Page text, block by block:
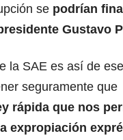
se podrían
Gustavo
la SAE es así de ese
seguramente que
rápida que nos
expropiación